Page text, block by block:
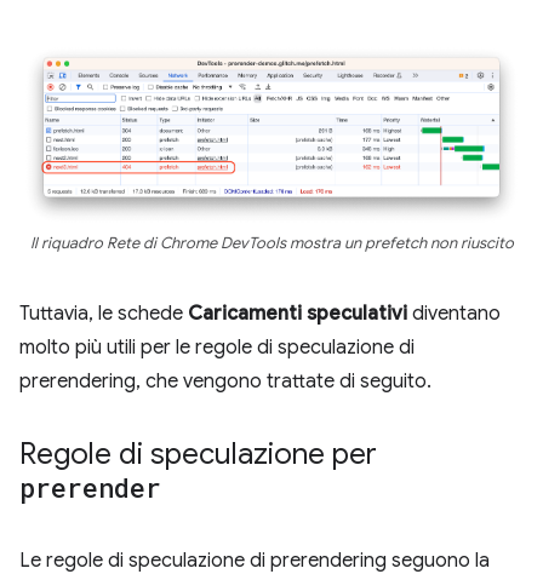
Il riquadro Rete di Chrome DevTools mostra un prefetch non riuscito
Tuttavia, le schede Caricamenti speculativi diventano
molto più utili per le regole di speculazione di
prerendering, che vengono trattate di seguito.
Regole di speculazione per
prerender
Le regole di speculazione di prerendering seguono la